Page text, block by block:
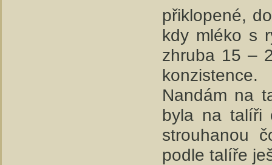
přiklopené,
kdy mléko s
zhruba 15 –
konzistence.
Nandám na
byla na talíři
strouhanou
podle talíře